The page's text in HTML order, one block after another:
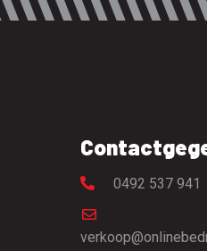
0492 537 941